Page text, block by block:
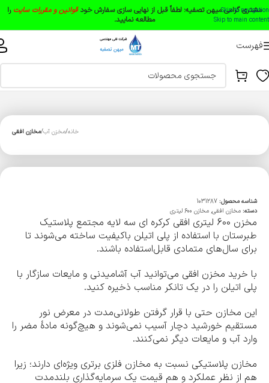
Skip to navigation
Skip to main content
مشتری گرامی میهن تصفیه: لطفاً قبل از نهایی سازی سفارش خودقوانین و مقررات سایت را
مطالعه نمایید.
فهرست
خانه مخزن آب مخازن افقی
شناسه محصول: 1031287
دسته: مخازن افقی, مخازن 600 لیتری
مخزن 600 لیتری افقی کرکره ای سه لایه مجتمع پلاستیک
طبرستان با استفاده از پلی اتیلن باکیفیت ساخته می‌شوند تا
برای سال‌های متمادی قابل‌استفاده باشند.
با خرید مخزن افقی می‌توانید آب آشامیدنی و مایعات سازگار با
پلی اتیلن را در یک تانکر مناسب ذخیره کنید.
این مخازن حتی با قرار گرفتن طولانی‌مدت در معرض نور
مستقیم خورشید دچار آسیب نمی‌شوند و هیچ‌گونه مادۀ مضر را
وارد آب و مایعات دیگر نمی‌کنند.
مخازن پلاستیکی نسبت به مخازن فلزی برتری ویژه‌ای دارند؛ زیرا
هم از نظر عملکرد و هم قیمت یک سرمایه‌گذاری بلندمدت